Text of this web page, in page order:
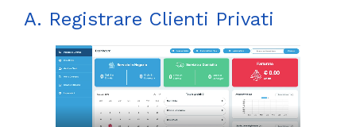
A. Registrare Clienti Privati